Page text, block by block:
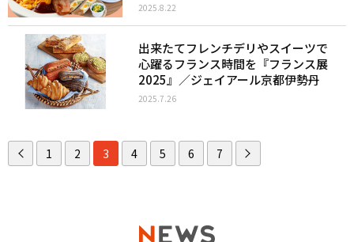
2025.8.22
出来たてフレンチデリやスイーツで
心躍るフランス時間を『フランス展
2025』／ジェイアール京都伊勢丹
2025.7.26
1 2 3 4 5 6 7